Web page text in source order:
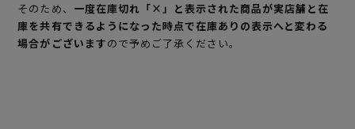
そのため、 一度在庫切れ「×」と表示された商品が実店舗と在
庫を共有できるようになった時点で在庫ありの表示へと変わる
場合がございますので予めご了承ください。